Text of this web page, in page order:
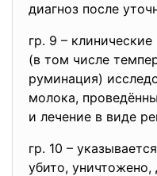
диагноз после
гр. 9 –
(в том числе
руминация)
молока,
и лечение в виде
гр. 10 –
убито,